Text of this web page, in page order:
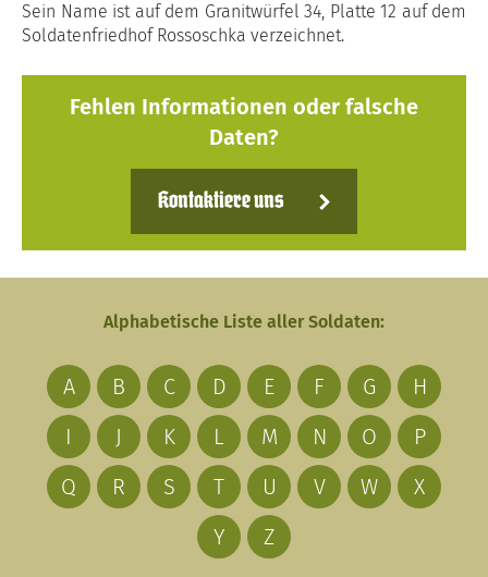
Sein Name ist auf dem Granitwürfel 34, Platte 12 auf dem
Soldatenfriedhof Rossoschka verzeichnet.
Fehlen Informationen oder falsche
Daten?
Kontaktiere uns
Alphabetische Liste aller Soldaten:
A B C D E F G
H
I
J K L M N O
P
Q
R S T U V W
X
Y
Z